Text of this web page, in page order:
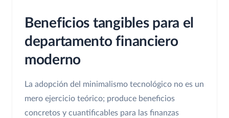
Beneficios tangibles para el
departamento financiero
moderno
La adopción del minimalismo tecnológico no es un
mero ejercicio teórico; produce beneficios
concretos y cuantificables para las finanzas